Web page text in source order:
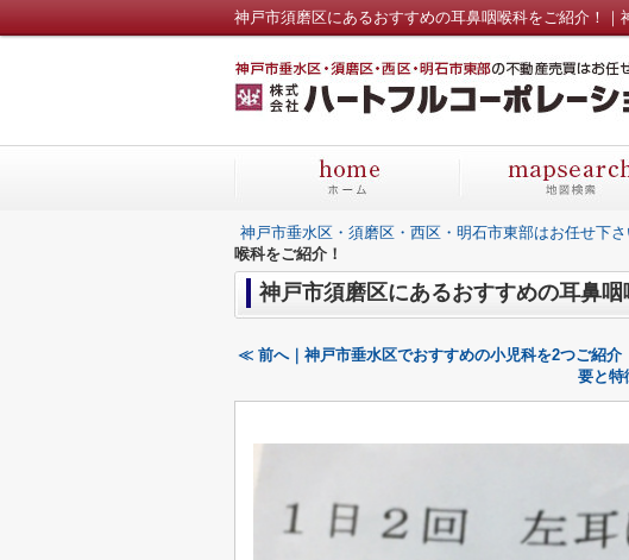
神戸市須磨区にあるおすすめの耳鼻咽喉科をご紹介！
神戸市垂水区・須磨区・西区・明石市東部はお任せ下
喉科をご紹介！
神戸市須磨区にあるおすすめの耳鼻咽
≪ 前へ｜神戸市垂水区でおすすめの小児科を2つご紹介
要と